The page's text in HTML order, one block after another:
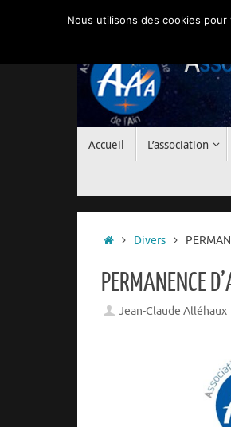
Accueil L’association
Accueil
Divers
PERMANENCE
Jean-Claude Alléhaux
Nous utilisons des cookies